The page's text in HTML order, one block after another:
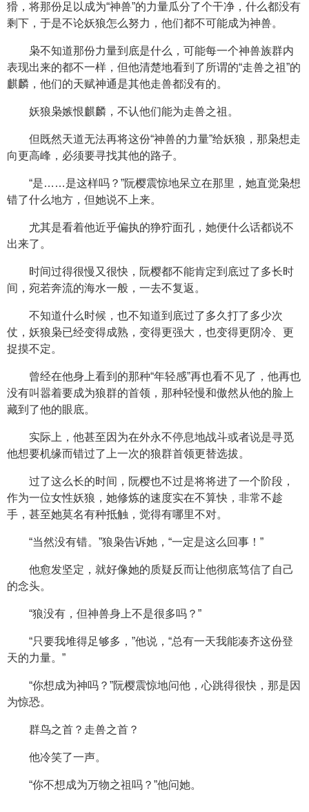
猾，将那份足以成为“神兽”的力量瓜分了个干净，什么都没有
剩下，于是不论妖狼怎么努力，他们都不可能成为神兽。
枭不知道那份力量到底是什么，可能每一个神兽族群内
表现出来的都不一样，但他清楚地看到了所谓的“走兽之祖”的
麒麟，他们的天赋神通是其他走兽都没有的。
妖狼枭嫉恨麒麟，不认他们能为走兽之祖。
但既然天道无法再将这份“神兽的力量”给妖狼，那枭想走
向更高峰，必须要寻找其他的路子。
“是……是这样吗？”阮樱震惊地呆立在那里，她直觉枭想
错了什么地方，但她说不上来。
尤其是看着他近乎偏执的狰狞面孔，她便什么话都说不
出来了。
时间过得很慢又很快，阮樱都不能肯定到底过了多长时
间，宛若奔流的海水一般，一去不复返。
不知道什么时候，也不知道到底过了多久打了多少次
仗，妖狼枭已经变得成熟，变得更强大，也变得更阴冷、更
捉摸不定。
曾经在他身上看到的那种“年轻感”再也看不见了，他再也
没有叫嚣着要成为狼群的首领，那种轻慢和傲然从他的脸上
藏到了他的眼底。
实际上，他甚至因为在外永不停息地战斗或者说是寻觅
他想要机缘而错过了上一次的狼群首领更替选拔。
过了这么长的时间，阮樱也不过是将将进了一个阶段，
作为一位女性妖狼，她修炼的速度实在不算快，非常不趁
手，甚至她莫名有种抵触，觉得有哪里不对。
“当然没有错。”狼枭告诉她，“一定是这么回事！”
他愈发坚定，就好像她的质疑反而让他彻底笃信了自己
的念头。
“狼没有，但神兽身上不是很多吗？”
“只要我堆得足够多，”他说，“总有一天我能凑齐这份登
天的力量。”
“你想成为神吗？”阮樱震惊地问他，心跳得很快，那是因
为惊恐。
群鸟之首？走兽之首？
他冷笑了一声。
“你不想成为万物之祖吗？”他问她。